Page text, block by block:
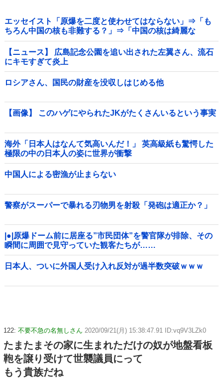
エッセイスト「原爆を二度と使わせてはならない」⇒「も
ちろん中国の核も非難する？」⇒「中国の核は綺麗な
核！」
【ニュース】 広島記念公園を追い出された左翼さん、流石
にキモすぎて炎上
ロシアさん、国民の財産を没収しはじめる他
【画像】 このハゲにやられたJKがたくさんいるという事実
海外「日本人はなんて気高いんだ！」 英高級紙も驚愕した
極限の中の日本人の姿に世界が衝撃
中国人による密漁が止まらない
警察がスーパーで暴れる刃物男を射殺「発砲は適正か？」
|●|原爆ドーム前に居座る”市民団体”を警官隊が排除、その
瞬間に周囲で見守っていた観客たちが……
日本人、ついに外国人受け入れ反対が過半数突破ｗｗｗ
122: 不要不急の名無しさん 2020/09/21(月) 15:38:47.91 ID:vq9V3LZk0
たまたまその家に生まれただけの奴が地盤看板
鞄を譲り受けて世襲議員にって
もう貴族だね